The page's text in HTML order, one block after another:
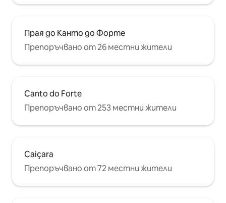
Прая до Канто до Форте
Препоръчвано от 26 местни жители
Canto do Forte
Препоръчвано от 253 местни жители
Caiçara
Препоръчвано от 72 местни жители